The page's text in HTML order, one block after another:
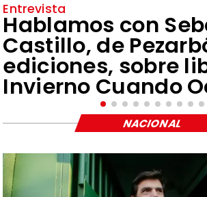
Entrevista
Hablamos con
Castillo, de
ediciones, sobre
Invierno Cuando
NACIONAL